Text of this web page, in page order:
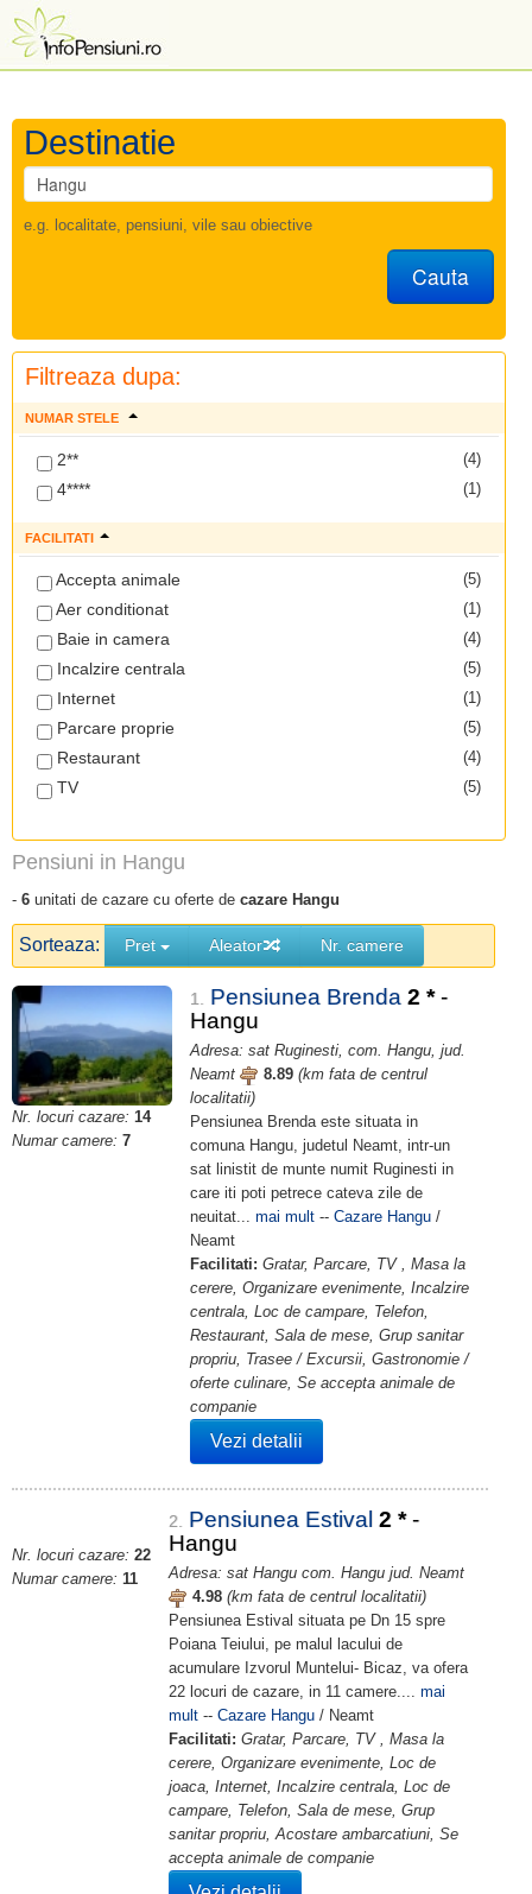
Destinatie
e.g. localitate, pensiuni, vile sau obiective
Cauta
Filtreaza dupa:
NUMAR STELE
(4)
2**
(1)
4****
FACILITATI
(5)
Accepta animale
(1)
Aer conditionat
(4)
Baie in camera
(5)
Incalzire centrala
(1)
Internet
(5)
Parcare proprie
(4)
Restaurant
(5)
TV
Pensiuni in Hangu
- 6 unitati de cazare cu oferte de cazare Hangu
Sorteaza: Pret Aleator Nr. camere
Nr. locuri cazare: 14
Numar camere: 7
1. Pensiunea Brenda 2 * -
Hangu
Adresa: sat Ruginesti, com. Hangu, jud.
Neamt
8.89 (km fata de centrul
localitatii)
Pensiunea Brenda este situata in
comuna Hangu, judetul Neamt, intr-un
sat linistit de munte numit Ruginesti in
care iti poti petrece cateva zile de
neuitat... mai mult -- Cazare Hangu /
Neamt
Facilitati: Gratar, Parcare, TV , Masa la
cerere, Organizare evenimente, Incalzire
centrala, Loc de campare, Telefon,
Restaurant, Sala de mese, Grup sanitar
propriu, Trasee / Excursii, Gastronomie /
oferte culinare, Se accepta animale de
companie
Vezi detalii
Nr. locuri cazare: 22
Numar camere: 11
2. Pensiunea Estival 2 * -
Hangu
Adresa: sat Hangu com. Hangu jud. Neamt
4.98 (km fata de centrul localitatii)
Pensiunea Estival situata pe Dn 15 spre
Poiana Teiului, pe malul lacului de
acumulare Izvorul Muntelui- Bicaz, va ofera
22 locuri de cazare, in 11 camere.... mai
mult -- Cazare Hangu / Neamt
Facilitati: Gratar, Parcare, TV , Masa la
cerere, Organizare evenimente, Loc de
joaca, Internet, Incalzire centrala, Loc de
campare, Telefon, Sala de mese, Grup
sanitar propriu, Acostare ambarcatiuni, Se
accepta animale de companie